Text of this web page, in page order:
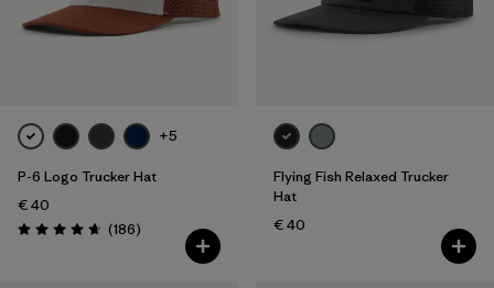
Filtra per
Vestibilità
Filtra per
Prezzo
Filtra per
Caratteristiche
Filtra per
Tessuto
+5
P-6 Logo Trucker Hat
€ 40
Valutazione: 4.7 / 5
(186Recensioni
)
Flying Fish Relaxed Trucker
Hat
€ 40